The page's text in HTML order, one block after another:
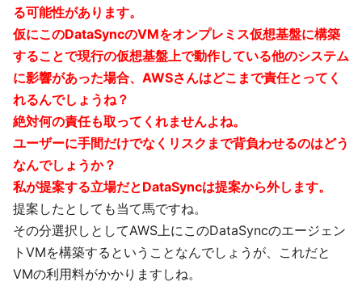
る可能性があります。
仮にこのDataSyncのVMをオンプレミス仮想基盤に構築
することで現行の仮想基盤上で動作している他のシステム
に影響があった場合、AWSさんはどこまで責任とってく
れるんでしょうね？
絶対何の責任も取ってくれませんよね。
ユーザーに手間だけでなくリスクまで背負わせるのはどう
なんでしょうか？
私が提案する立場だとDataSyncは提案から外します。
提案したとしても当て馬ですね。
その分選択しとしてAWS上にこのDataSyncのエージェン
トVMを構築するということなんでしょうが、これだと
VMの利用料がかかりますしね。